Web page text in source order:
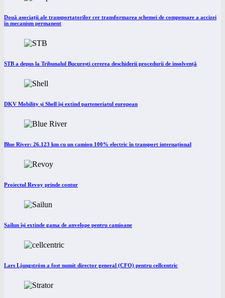
Două asociații ale transportatorilor cer transformarea schemei de compensare a accizei
în mecanism permanent
STB a depus la Tribunalul București cererea deschiderii procedurii de insolvență
DKV Mobility și Shell își extind parteneriatul european
Blue River: 26.123 km cu un camion 100% electric în transport internațional
Proiectul Revoy prinde contur
Sailun își extinde gama de anvelope pentru camioane
Lars Ljungström a fost numit director general (CFO) pentru cellcentric